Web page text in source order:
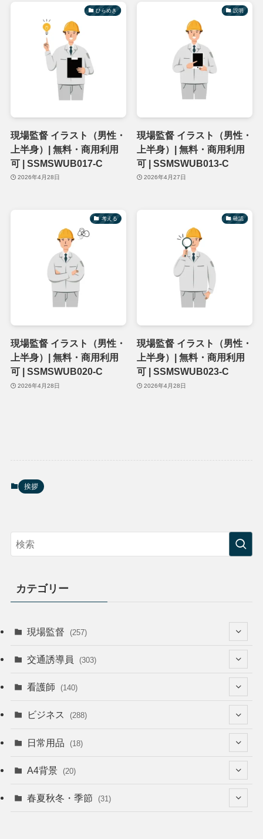
ひらめき
現場監督 イラスト（男性・
上半身）| 無料・商用利用
可 | SSMSWUB017-C
2026年4月28日
説明
現場監督 イラスト（男性・
上半身）| 無料・商用利用
可 | SSMSWUB013-C
2026年4月27日
考える
現場監督 イラスト（男性・
上半身）| 無料・商用利用
可 | SSMSWUB020-C
2026年4月28日
確認
現場監督 イラスト（男性・
上半身）| 無料・商用利用
可 | SSMSWUB023-C
2026年4月28日
挨拶
カテゴリー
現場監督 (257)
(52)
(74)
交通誘導員 (303)
(64)
(53)
看護師 (140)
(53)
(36)
ビジネス (288)
(120)
(12)
日常用品 (18)
(13)
A4背景 (20)
(5)
春夏秋冬・季節 (31)